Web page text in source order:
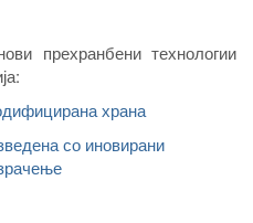
прехранбени технологии
храна
со иновирани